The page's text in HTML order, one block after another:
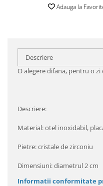
Adauga la
Descriere
O alegere difana, pentru o zi
Descriere:
Material: otel inoxidabil,
Pietre: cristale de zirconiu
Dimensiuni: diametrul 2 cm
Informatii conformitate